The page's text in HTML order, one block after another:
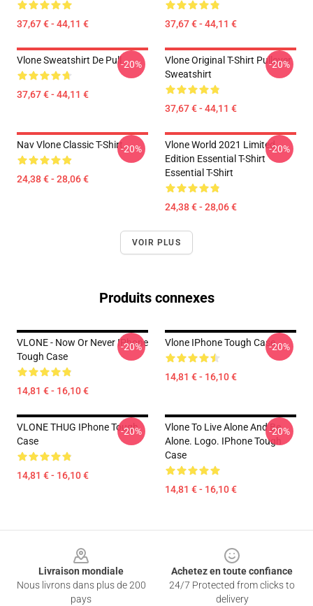
37,67 € - 44,11 € 37,67 € - 44,11 €
Vlone Sweatshirt De Pull
37,67 € - 44,11 €
-20%
Vlone Original T-Shirt Pullover
Sweatshirt
37,67 € - 44,11 €
-20%
Nav Vlone Classic T-Shirt
24,38 € - 28,06 €
-20%
Vlone World 2021 Limited
Edition Essential T-Shirt
Essential T-Shirt
24,38 € - 28,06 €
-20%
VOIR PLUS
Produits connexes
VLONE - Now Or Never IPhone
Tough Case
14,81 € - 16,10 €
-20% Vlone IPhone Tough Case
14,81 € - 16,10 €
-20%
VLONE THUG IPhone Tough
Case
14,81 € - 16,10 €
-20%
Vlone To Live Alone And Be
Alone. Logo. IPhone Tough
Case
14,81 € - 16,10 €
-20%
Livraison mondiale
Nous livrons dans plus de 200
pays
Achetez en toute confiance
24/7 Protected from clicks to
delivery